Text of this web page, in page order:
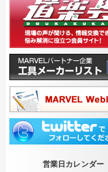
営業日カレンダー